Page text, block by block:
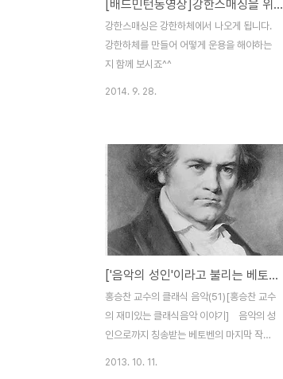
[배드민턴동영상]강한스매싱을 위한 하체운영체제
강한스매싱은 강한하체에서 나오게 됩니다.
강한하체를 만들어 어떻게 운용을 해야하는
지 함께 보시죠^^
2014. 9. 28.
['음악의 성인'이라고 불리는 베토벤의 생애와 작품-베토벤 16번, 작품번호 135번] 베토벤이 마지막 작품의 마지막 악장에 남긴 고뇌와 번민
홍승찬 교수의 클래식 음악(51)[홍승찬 교수
의 재미있는 클래식음악 이야기] 음악의 성
인으로까지 칭송받는 베토벤의 마지막 작품
2013. 10. 11.